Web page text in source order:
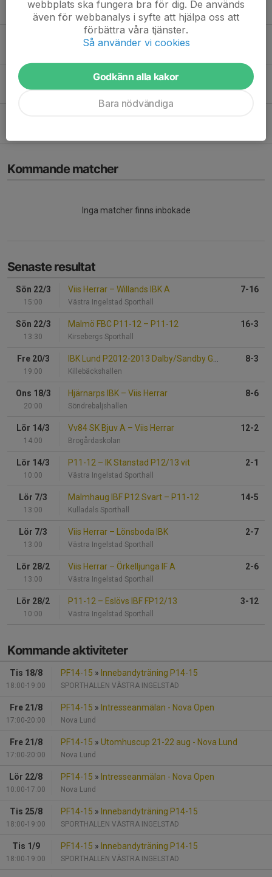
23 aug 2021 0
Prova på innebandy för barn födda 14-16
Glada nyheter gällande inomhusträning
21 jan 2021 0
Kommande matcher
Inga matcher finns inbokade
Senaste resultat
Sön 22/3
15:00
Viis Herrar – Willands IBK A
Västra Ingelstad Sporthall
7-16
Sön 22/3
13:30
Malmö FBC P11-12 – P11-12
Kirsebergs Sporthall
16-3
Fre 20/3
19:00
P11-12
Killebäckshallen
8-3
Ons 18/3
20:00
Hjärnarps IBK – Viis Herrar
Söndrebaljshallen
8-6
Lör 14/3
14:00
Vv84 SK Bjuv A – Viis Herrar
Brogårdaskolan
12-2
Lör 14/3
10:00
P11-12 – IK Stanstad P12/13 vit
Västra Ingelstad Sporthall
2-1
Lör 7/3
13:00
Malmhaug IBF P12 Svart – P11-12
Kulladals Sporthall
14-5
Lör 7/3
13:00
Viis Herrar – Lönsboda IBK
Västra Ingelstad Sporthall
2-7
Lör 28/2
13:00
Viis Herrar – Örkelljunga IF A
Västra Ingelstad Sporthall
2-6
Lör 28/2
10:00
P11-12 – Eslövs IBF FP12/13
Västra Ingelstad Sporthall
3-12
Kommande aktiviteter
Tis 18/8
18:00-19:00
PF14-15 » Innebandyträning P14-15
SPORTHALLEN VÄSTRA INGELSTAD
Fre 21/8
17:00-20:00
PF14-15 » Intresseanmälan - Nova Open
Nova Lund
Fre 21/8
17:00-20:00
PF14-15 » Utomhuscup 21-22 aug - Nova Lund
Nova Lund
Lör 22/8
10:00-17:00
PF14-15 » Intresseanmälan - Nova Open
Nova Lund
Tis 25/8
18:00-19:00
PF14-15 » Innebandyträning P14-15
SPORTHALLEN VÄSTRA INGELSTAD
Tis 1/9
18:00-19:00
PF14-15 » Innebandyträning P14-15
SPORTHALLEN VÄSTRA INGELSTAD
webbplats ska fungera bra för dig. De används
även för webbanalys i syfte att hjälpa oss att
förbättra våra tjänster.
Så använder vi cookies
Godkänn alla kakor
Bara nödvändiga